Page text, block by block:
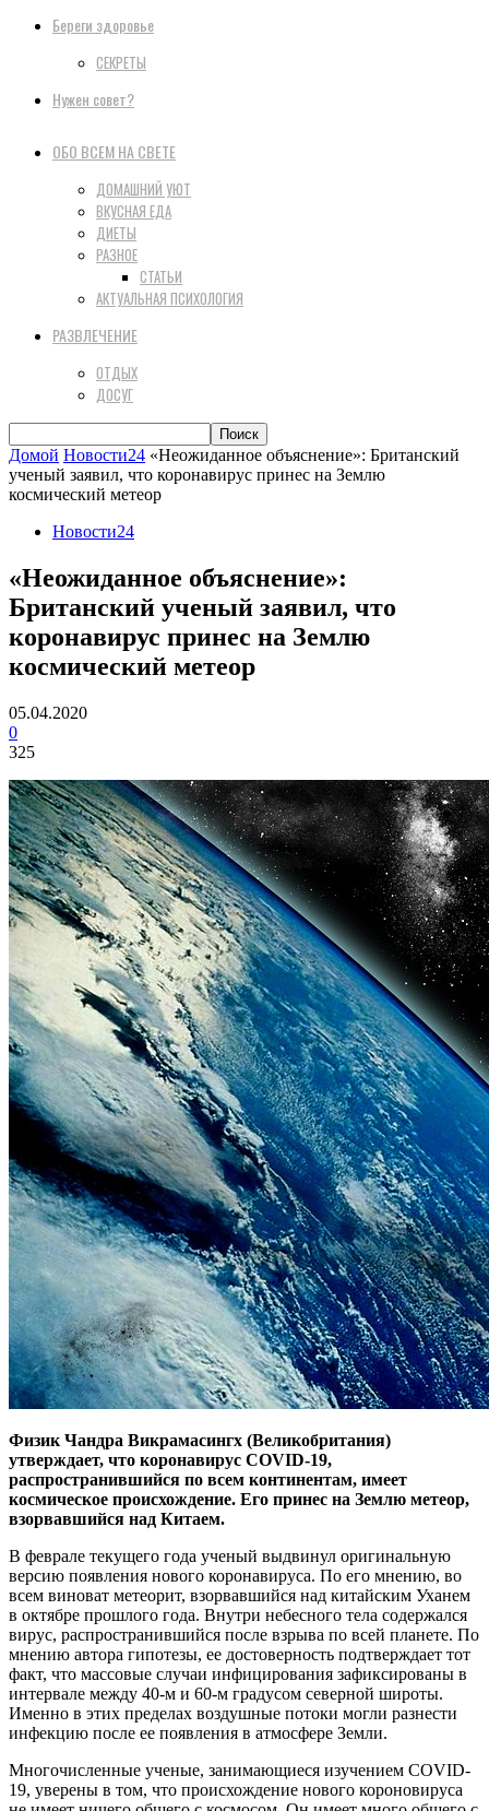
Береги здоровье
СЕКРЕТЫ
Нужен совет?
ОБО ВСЕМ НА СВЕТЕ
ДОМАШНИЙ УЮТ
ВКУСНАЯ ЕДА
ДИЕТЫ
РАЗНОЕ
СТАТЬИ
АКТУАЛЬНАЯ ПСИХОЛОГИЯ
РАЗВЛЕЧЕНИЕ
ОТДЫХ
ДОСУГ
Домой Новости24 «Неожиданное объяснение»: Британский
ученый заявил, что коронавирус принес на Землю
космический метеор
Новости24
«Неожиданное объяснение»:
Британский ученый заявил, что
коронавирус принес на Землю
космический метеор
05.04.2020
0
325
Физик Чандра Викрамасингх (Великобритания)
утверждает, что коронавирус COVID-19,
распространившийся по всем континентам, имеет
космическое происхождение. Его принес на Землю метеор,
взорвавшийся над Китаем.
В феврале текущего года ученый выдвинул оригинальную
версию появления нового коронавируса. По его мнению, во
всем виноват метеорит, взорвавшийся над китайским Уханем
в октябре прошлого года. Внутри небесного тела содержался
вирус, распространившийся после взрыва по всей планете. По
мнению автора гипотезы, ее достоверность подтверждает тот
факт, что массовые случаи инфицирования зафиксированы в
интервале между 40-м и 60-м градусом северной широты.
Именно в этих пределах воздушные потоки могли разнести
инфекцию после ее появления в атмосфере Земли.
Многочисленные ученые, занимающиеся изучением COVID-
19, уверены в том, что происхождение нового короновируса